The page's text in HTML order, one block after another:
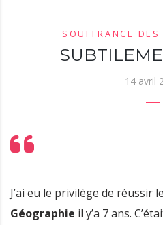
SOUFFRANCE DES
14 avril
J’ai eu le privilège de réussir le
Géographie il y’a 7 ans.